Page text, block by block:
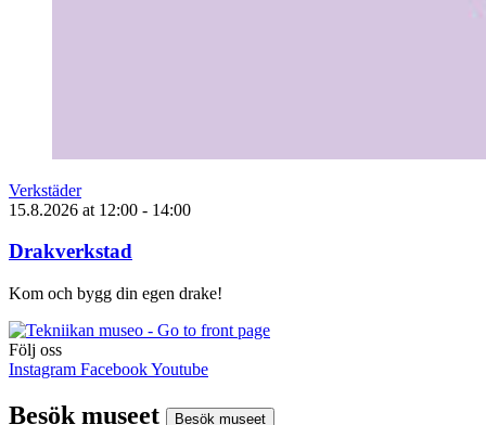
Verkstäder
15.8.2026 at 12:00 - 14:00
Drakverkstad
Kom och bygg din egen drake!
Följ oss
Instagram FacebookYoutube
Besök museet Besök museet